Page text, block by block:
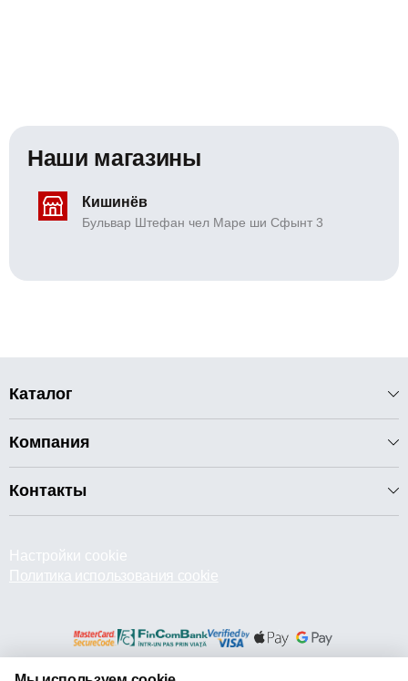
Наши магазины
Кишинёв
Бульвар Штефан чел Маре ши Сфынт 3
Каталог
Компания
Контакты
Настройки cookie
Политика использования cookie